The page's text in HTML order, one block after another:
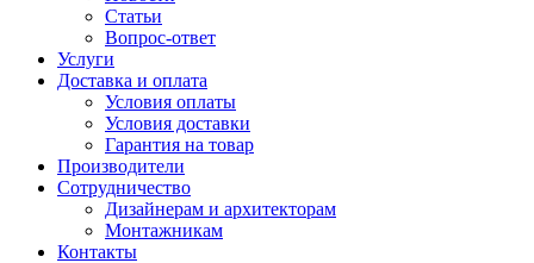
Статьи
Вопрос-ответ
Услуги
Доставка и оплата
Условия оплаты
Условия доставки
Гарантия на товар
Производители
Сотрудничество
Дизайнерам и архитекторам
Монтажникам
Контакты